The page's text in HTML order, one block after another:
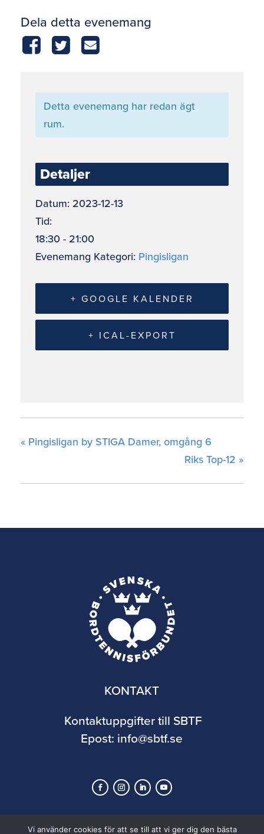
Dela detta evenemang
Detta evenemang har redan ägt
rum.
Detaljer
Datum: 2023-12-13
Tid:
18:30 - 21:00
Evenemang Kategori: Pingisligan
+ GOOGLE KALENDER
+ ICAL-EXPORT
« Pingisligan by STIGA Damer, omgång 6
Riks Top-12 »
KONTAKT
Kontaktuppgifter till SBTF
Epost: info@sbtf.se
Vi använder cookies för att se till att vi ger dig den bästa